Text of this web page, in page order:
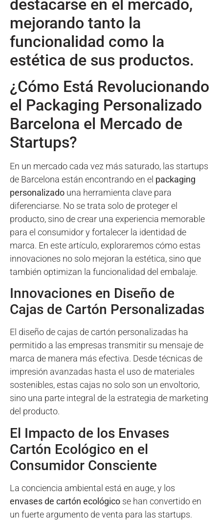
destacarse en el mercado,
mejorando tanto la
funcionalidad como la
estética de sus productos.
¿Cómo Está Revolucionando
el Packaging Personalizado
Barcelona el Mercado de
Startups?
En un mercado cada vez más saturado, las startups
de Barcelona están encontrando en el packaging
personalizado una herramienta clave para
diferenciarse. No se trata solo de proteger el
producto, sino de crear una experiencia memorable
para el consumidor y fortalecer la identidad de
marca. En este artículo, exploraremos cómo estas
innovaciones no solo mejoran la estética, sino que
también optimizan la funcionalidad del embalaje.
Innovaciones en Diseño de
Cajas de Cartón Personalizadas
El diseño de cajas de cartón personalizadas ha
permitido a las empresas transmitir su mensaje de
marca de manera más efectiva. Desde técnicas de
impresión avanzadas hasta el uso de materiales
sostenibles, estas cajas no solo son un envoltorio,
sino una parte integral de la estrategia de marketing
del producto.
El Impacto de los Envases
Cartón Ecológico en el
Consumidor Consciente
La conciencia ambiental está en auge, y los
envases de cartón ecológico se han convertido en
un fuerte argumento de venta para las startups.